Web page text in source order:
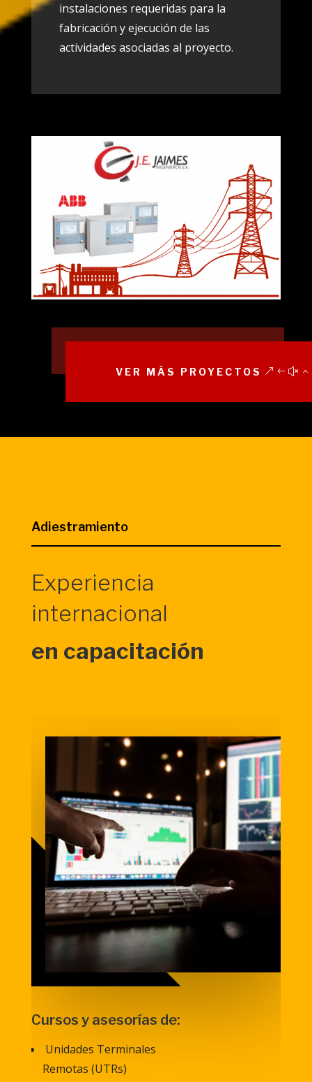
instalaciones requeridas para la
fabricación y ejecución de las
actividades asociadas al proyecto.
VER MÁS PROYECTOS
Adiestramiento
Experiencia
internacional
en capacitación
Cursos y asesorías de:
Unidades Terminales
Remotas (UTRs)